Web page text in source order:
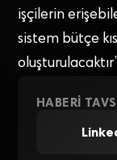
işçilerin
sistem bütçe
HABERI